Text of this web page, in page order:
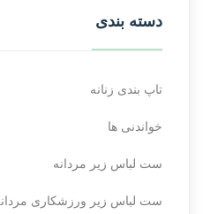
دسته بندی
تاپ بندی زنانه
خواندنی ها
ست لباس زیر مردانه
ست لباس زیر ورزشکاری